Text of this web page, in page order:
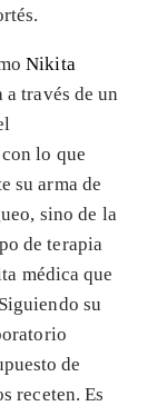
Nikita
través de un
lo que
su arma de
sino de la
de terapia
médica que
su
de
receten. Es